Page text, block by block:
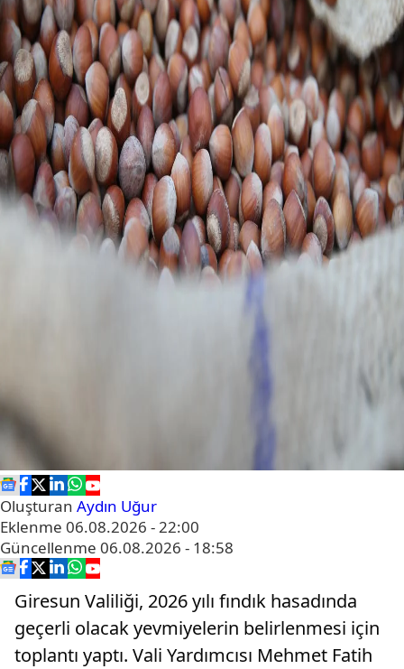
Oluşturan Aydın Uğur
Eklenme 06.08.2026 - 22:00
Güncellenme 06.08.2026 - 18:58
Giresun Valiliği, 2026 yılı fındık hasadında
geçerli olacak yevmiyelerin belirlenmesi için
toplantı yaptı. Vali Yardımcısı Mehmet Fatih